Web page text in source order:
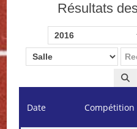
Résultats
Date Compétition